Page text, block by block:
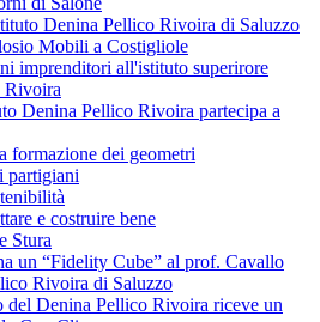
Denina Pellico Rivoira di Saluzzo
Mobili a Costigliole
imprenditori all'istituto superirore
Rivoira
Denina Pellico Rivoira partecipa a
formazione dei geometri
partigiani
e costruire bene
Stura
un “Fidelity Cube” al prof. Cavallo
Rivoira di Saluzzo
Denina Pellico Rivoira riceve un